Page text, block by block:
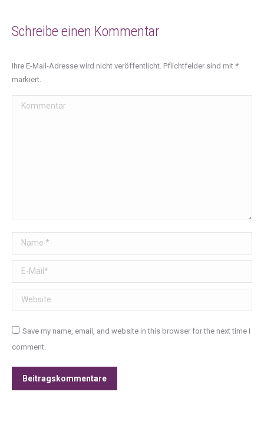
Schreibe einen Kommentar
Ihre E-Mail-Adresse wird nicht veröffentlicht. Pflichtfelder sind mit *
markiert.
Kommentar
Name *
E-Mail *
Website
Save my name, email, and website in this browser for the next time I
comment.
Beitragskommentare